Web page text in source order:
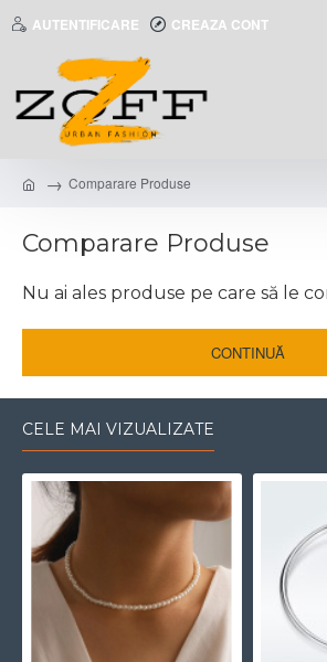
AUTENTIFICARE CREAZA CONT
Comparare Produse
Comparare Produse
Nu ai ales produse pe care să le
CONTINUĂ
CELE MAI VIZUALIZATE